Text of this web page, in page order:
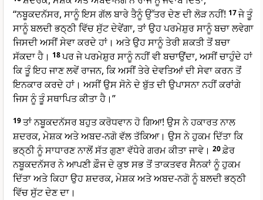
“ਨਬੂਕਦਨੱਸਰ, ਸਾਨੂੰ ਇਸ ਗੱਲ ਬਾਰੇ ਤੈਨੂੰ ਉੱਤਰ ਦੇਣ ਦੀ ਲੋੜ ਨਹੀਂ! 17ਜੇ ਤੂੰ
ਸਾਨੂੰ ਬਲਦੀ ਭਠ੍ਠੀ ਵਿੱਚ ਸੁੱਟ ਦੇਵੇਂਗਾ, ਤਾਂ ਉਹ ਪਰਮੇਸ਼ੁਰ ਸਾਨੂੰ ਬਚਾ ਲਵੇਗਾ
ਜਿਸਦੀ ਅਸੀਂ ਸੇਵਾ ਕਰਦੇ ਹਾਂ। ਅਤੇ ਉਹ ਸਾਨੂੰ ਤੇਰੀ ਸ਼ਕਤੀ ਤੋਂ ਬਚਾ
ਸੱਕਦਾ ਹੈ। 18ਪਰ ਜੇ ਪਰਮੇਸ਼ੁਰ ਸਾਨੂੰ ਨਹੀਂ ਵੀ ਬਚਾਉਂਦਾ, ਅਸੀਂ ਚਾਹੁੰਦੇ ਹਾਂ
ਕਿ ਤੂੰ ਇਹ ਜਾਣ ਲਵੇਂ ਰਾਜਨ, ਕਿ ਅਸੀਂ ਤੇਰੇ ਦੇਵਤਿਆਂ ਦੀ ਸੇਵਾ ਕਰਨ ਤੋਂ
ਇਨਕਾਰ ਕਰਦੇ ਹਾਂ। ਅਸੀਂ ਉਸ ਸੋਨੇ ਦੇ ਬੁੱਤ ਦੀ ਉਪਾਸਨਾ ਨਹੀਂ ਕਰਾਂਗੇ
ਜਿਸ ਨੂੰ ਤੂੰ ਸਥਾਪਿਤ ਕੀਤਾ ਹੈ।”
19ਤਾਂ ਨਬੂਕਦਨੱਸਰ ਬਹੁਤ ਕਰੋਧਵਾਨ ਹੋ ਗਿਆ! ਉਸ ਨੇ ਹਕਾਰਤ ਨਾਲ
ਸ਼ਦਰਕ, ਮੇਸ਼ਕ ਅਤੇ ਅਬਦ-ਨਗੋ ਵੱਲ ਤੱਕਿਆ। ਉਸ ਨੇ ਹੁਕਮ ਦਿੱਤਾ ਕਿ
ਭਠ੍ਠੀ ਨੂੰ ਸਾਧਾਰਣ ਨਾਲੋਂ ਸੱਤ ਗੁਣਾ ਵੱਧੇਰੇ ਗਰਮ ਕੀਤਾ ਜਾਵੇ। 20ਫ਼ੇਰ
ਨਬੂਕਦਨੱਸਰ ਨੇ ਆਪਣੀ ਫ਼ੌਜ ਦੇ ਕੁਝ ਸਭ ਤੋਂ ਤਾਕਤਵਰ ਸੈਨਕਾਂ ਨੂੰ ਹੁਕਮ
ਦਿੱਤਾ ਅਤੇ ਕਿਹਾ ਉਹ ਸ਼ਦਰਕ, ਮੇਸ਼ਕ ਅਤੇ ਅਬਦ-ਨਗੋ ਨੂੰ ਬਲਦੀ ਭਠ੍ਠੀ
ਵਿੱਚ ਸੁੱਟ ਦੇਣ ਦਾ।